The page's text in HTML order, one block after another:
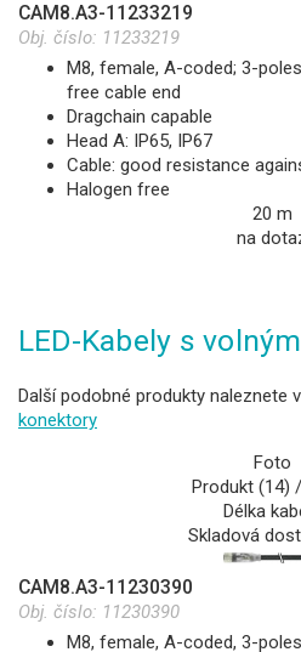
CAM8.A3-11233219
Obj. číslo: 11233219
M8, female, A-coded; 3-
free cable end
Dragchain capable
Head A: IP65, IP67
Cable: good resistance
Halogen free
20 m
na
LED-Kabely s
Další podobné produkty naleznete
konektory
Foto
Produkt (14)
Délka
Skladová
CAM8.A3-11230390
Obj. číslo: 11230390
M8, female, A-coded, 3-